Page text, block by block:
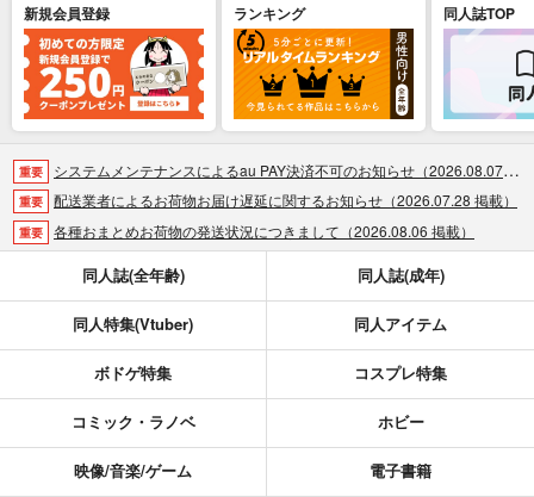
新規会員登録 ランキング 同人誌TOP
重要 システムメンテナンスによるau PAY決済不可のお知らせ（2026.08.07 掲載）
重要 配送業者によるお荷物お届け遅延に関するお知らせ（2026.07.28 掲載）
重要 各種おまとめお荷物の発送状況につきまして（2026.08.06 掲載）
おまとめサイクル「定期便(月2)」一般会員様の利用再開のお知らせ（2026.02.05 掲載）
重要 「とらのあな×駿河屋日本橋乙女同人誌館」通販店頭受取サービス開始のお知らせ（2026.01.05 更新｜2025.12.30 掲載）
【2025/12/1より】「通販ポイント⇒とらコイン変換キャンペーン」終了のお知らせ（2025.11.21 掲載）
個人情報保護方針の改定について（2025.09.19 更新｜2025.08.01 掲載）
重要 ポイント付与・管理体制改定のお知らせ（2024.11.20 掲載）
全てのお知らせを見る
同人誌(全年齢) 同人誌(成年)
同人特集(Vtuber) 同人アイテム
ボドゲ特集 コスプレ特集
コミック・ラノベ ホビー
映像/音楽/ゲーム 電子書籍